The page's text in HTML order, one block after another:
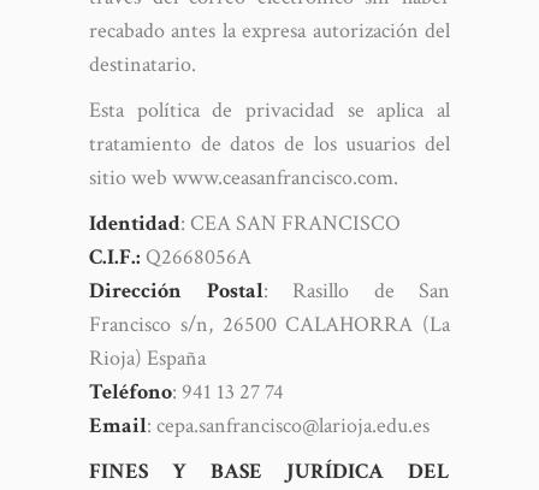
recabado antes la expresa autorización del
destinatario.
Esta política de privacidad se aplica al
tratamiento de datos de los usuarios del
sitio web www.ceasanfrancisco.com.
Identidad: CEA SAN FRANCISCO
C.I.F.: Q2668056A
Dirección
Postal: Rasillo de San
Francisco s/n, 26500 CALAHORRA (La
Rioja) España
Teléfono: 941 13 27 74
Email: cepa.sanfrancisco@larioja.edu.es
FINES Y BASE JURÍDICA DEL